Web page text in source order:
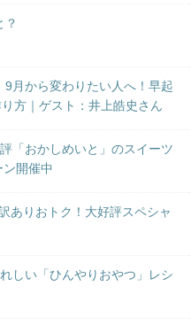
？
9月から変わりたい人へ！早起
方｜ゲスト：井上皓史さん
「おかしめいと」のスイーツ
開催中
ありおトク！大好評スペシャ
しい「ひんやりおやつ」レシ